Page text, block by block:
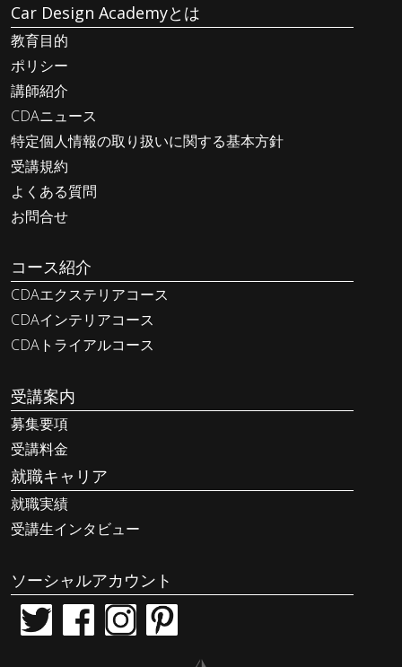
Car Design Academyとは
教育目的
ポリシー
講師紹介
CDAニュース
特定個人情報の取り扱いに関する基本方針
受講規約
よくある質問
お問合せ
コース紹介
CDAエクステリアコース
CDAインテリアコース
CDAトライアルコース
受講案内
募集要項
受講料金
就職キャリア
就職実績
受講生インタビュー
ソーシャルアカウント